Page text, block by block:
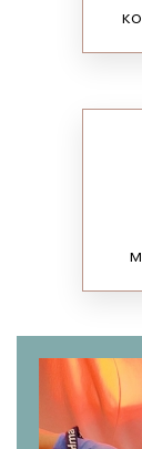
Контурная
Гидромассаж
Массаж
СПА